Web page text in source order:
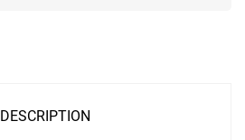
DESCRIPTION